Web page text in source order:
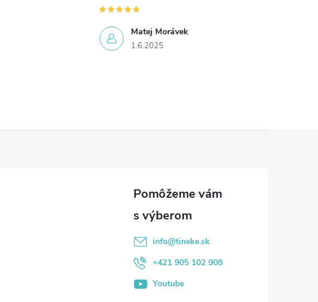
Matej Morávek
1.6.2025
info@tineke.sk
+421 905 102 908
Youtube